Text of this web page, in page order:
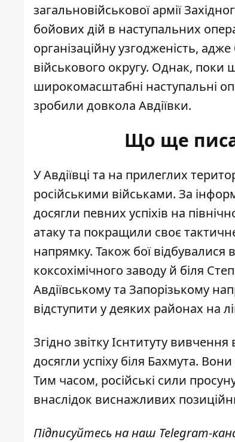
загальновійськової армії
бойових дій в наступальних
організаційну узгодженість,
військового округу. Однак, поки
широкомасштабні наступальні
зробили довкола Авдіївки.
Що ще
У Авдіївці та на прилеглих
російськими військами. За
досягли певних успіхів на
атаку та покращили своє
напрямку. Також бої відбувалися
коксохімічного заводу й біля
Авдіївському та Запорізькому
відступити у деяких районах на
Згідно звітку Існтитуту
досягли успіху біля Бахмута. Вони
Тим часом, російські сили
внаслідок виснажливих
Підписуйтесь на наш Telegram-